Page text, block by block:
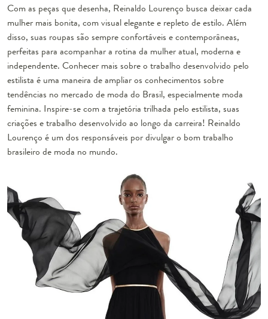
Com as peças que desenha, Reinaldo Lourenço busca deixar cada
mulher mais bonita, com visual elegante e repleto de estilo. Além
disso, suas roupas são sempre confortáveis e contemporâneas,
perfeitas para acompanhar a rotina da mulher atual, moderna e
independente. Conhecer mais sobre o trabalho desenvolvido pelo
estilista é uma maneira de ampliar os conhecimentos sobre
tendências no mercado de moda do Brasil, especialmente moda
feminina. Inspire-se com a trajetória trilhada pelo estilista, suas
criações e trabalho desenvolvido ao longo da carreira! Reinaldo
Lourenço é um dos responsáveis por divulgar o bom trabalho
brasileiro de moda no mundo.